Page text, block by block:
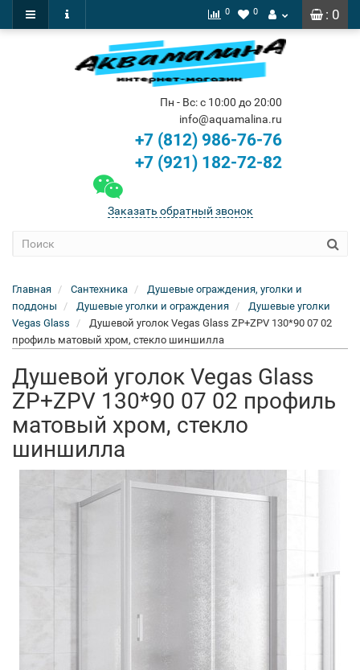
: 0
0 0
Пн - Вс: с 10:00 до 20:00
info@aquamalina.ru
+7 (812) 986-76-76
+7 (921) 182-72-82
Заказать обратный звонок
Главная Сантехника
Душевые ограждения, уголки и
поддоны
Душевые уголки и ограждения
Душевые уголки
Vegas Glass
Душевой уголок Vegas Glass ZP+ZPV 130*90 07 02
профиль матовый хром, стекло шиншилла
Душевой уголок Vegas Glass
ZP+ZPV 130*90 07 02 профиль
матовый хром, стекло
шиншилла